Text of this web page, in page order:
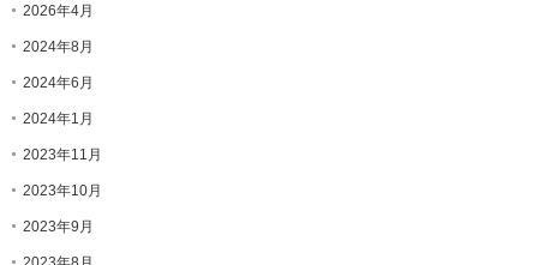
2026年4月
2024年8月
2024年6月
2024年1月
2023年11月
2023年10月
2023年9月